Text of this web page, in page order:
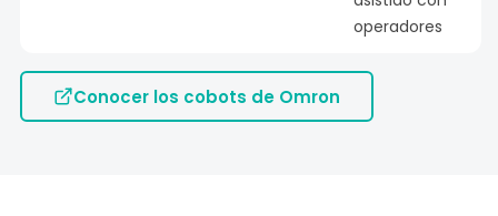
operadores
Conocer los cobots de Omron